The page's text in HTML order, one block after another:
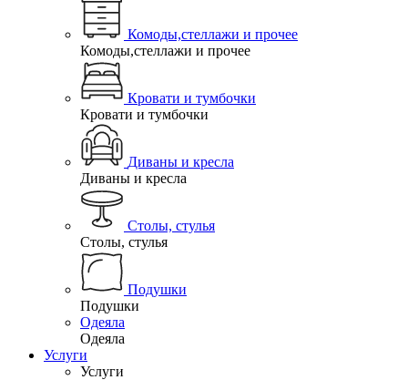
Комоды,стеллажи и прочее
Комоды,стеллажи и прочее
Кровати и тумбочки
Кровати и тумбочки
Диваны и кресла
Диваны и кресла
Столы, стулья
Столы, стулья
Подушки
Подушки
Одеяла
Одеяла
Услуги
Услуги